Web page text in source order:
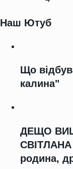
Наш Ютуб
Що
калина"
ДЕЩО
родина,